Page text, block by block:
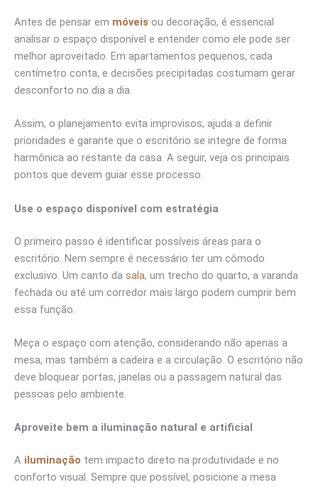
Antes de pensar em móveis ou decoração, é essencial
analisar o espaço disponível e entender como ele pode ser
melhor aproveitado. Em apartamentos pequenos, cada
centímetro conta, e decisões precipitadas costumam gerar
desconforto no dia a dia.
Assim, o planejamento evita improvisos, ajuda a definir
prioridades e garante que o escritório se integre de forma
harmônica ao restante da casa. A seguir, veja os principais
pontos que devem guiar esse processo.
Use o espaço disponível com estratégia
O primeiro passo é identificar possíveis áreas para o
escritório. Nem sempre é necessário ter um cômodo
exclusivo. Um canto da sala, um trecho do quarto, a varanda
fechada ou até um corredor mais largo podem cumprir bem
essa função.
Meça o espaço com atenção, considerando não apenas a
mesa, mas também a cadeira e a circulação. O escritório não
deve bloquear portas, janelas ou a passagem natural das
pessoas pelo ambiente.
Aproveite bem a iluminação natural e artificial
A iluminação tem impacto direto na produtividade e no
conforto visual. Sempre que possível, posicione a mesa